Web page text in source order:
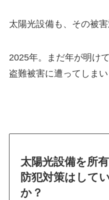
太陽光設備も、その被害
2025年。まだ年が明け
盗難被害に遭ってしまい
太陽光設備を所
防犯対策はして
か？